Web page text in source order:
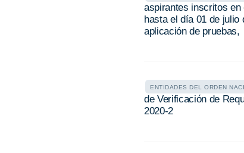
aspirantes inscritos en
hasta el día 01 de julio
aplicación de pruebas,
ENTIDADES DEL ORDEN
de Verificación de
2020-2